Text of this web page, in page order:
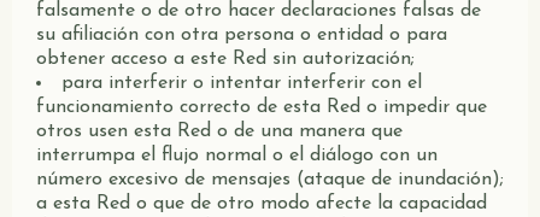
falsamente o de otro hacer declaraciones falsas de
su afiliación con otra persona o entidad o para
obtener acceso a este Red sin autorización;
para interferir o intentar interferir con el
funcionamiento correcto de esta Red o impedir que
otros usen esta Red o de una manera que
interrumpa el flujo normal o el diálogo con un
número excesivo de mensajes (ataque de inundación);
a esta Red o que de otro modo afecte la capacidad